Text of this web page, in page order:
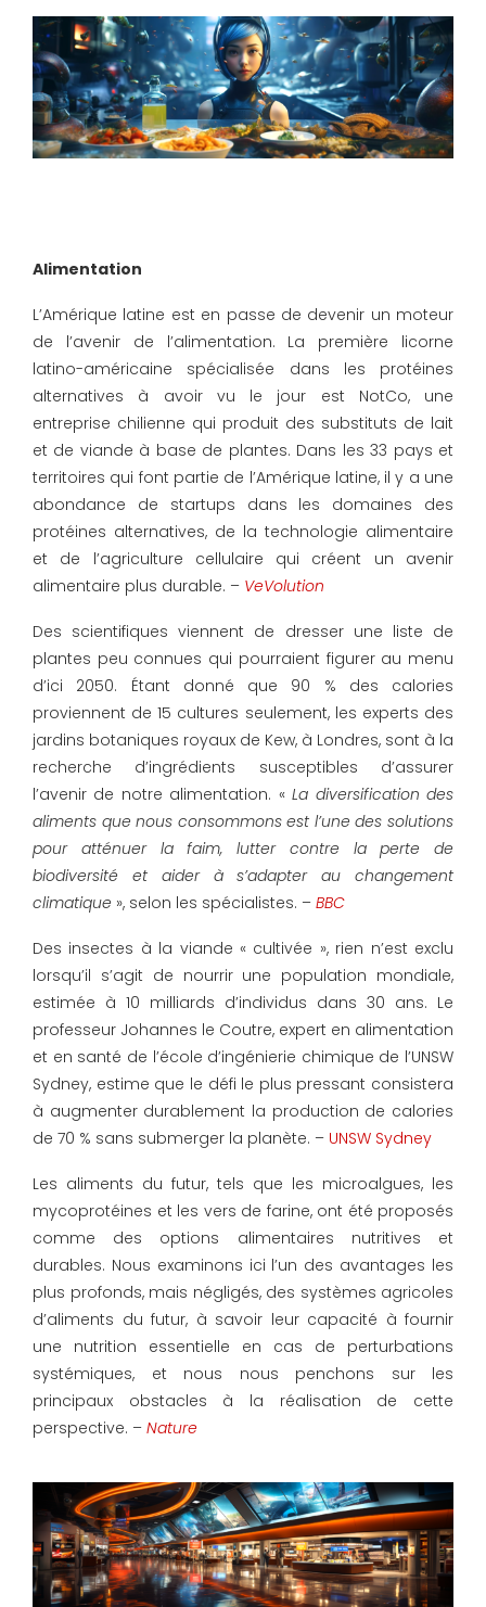
Alimentation
L’Amérique latine est en passe de devenir un moteur
de l’avenir de l’alimentation. La première licorne
latino-américaine spécialisée dans les protéines
alternatives à avoir vu le jour est NotCo, une
entreprise chilienne qui produit des substituts de lait
et de viande à base de plantes. Dans les 33 pays et
territoires qui font partie de l’Amérique latine, il y a une
abondance de startups dans les domaines des
protéines alternatives, de la technologie alimentaire
et de l’agriculture cellulaire qui créent un avenir
alimentaire plus durable. – VeVolution
Des scientifiques viennent de dresser une liste de
plantes peu connues qui pourraient figurer au menu
d’ici 2050. Étant donné que 90 % des calories
proviennent de 15 cultures seulement, les experts des
jardins botaniques royaux de Kew, à Londres, sont à la
recherche d’ingrédients susceptibles d’assurer
l’avenir de notre alimentation. «La diversification des
aliments que nous consommons est l’une des solutions
pour atténuer la faim, lutter contre la perte de
biodiversité et aider à s’adapter au changement
climatique », selon les spécialistes. – BBC
Des insectes à la viande « cultivée », rien n’est exclu
lorsqu’il s’agit de nourrir une population mondiale,
estimée à 10 milliards d’individus dans 30 ans. Le
professeur Johannes le Coutre, expert en alimentation
et en santé de l’école d’ingénierie chimique de l’UNSW
Sydney, estime que le défi le plus pressant consistera
à augmenter durablement la production de calories
de 70 % sans submerger la planète. – UNSW Sydney
Les aliments du futur, tels que les microalgues, les
mycoprotéines et les vers de farine, ont été proposés
comme des options alimentaires nutritives et
durables. Nous examinons ici l’un des avantages les
plus profonds, mais négligés, des systèmes agricoles
d’aliments du futur, à savoir leur capacité à fournir
une nutrition essentielle en cas de perturbations
systémiques, et nous nous penchons sur les
principaux obstacles à la réalisation de cette
perspective. – Nature